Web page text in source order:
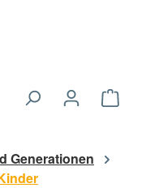
Generationen